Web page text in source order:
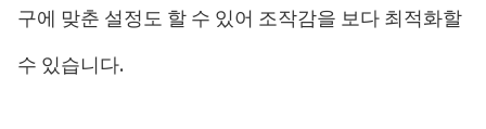
구에 맞춘 설정도 할 수 있어 조작감을 보다 최적화할
수 있습니다.